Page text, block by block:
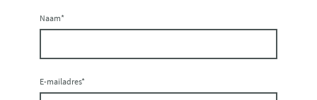
Naam*
E-mailadres*